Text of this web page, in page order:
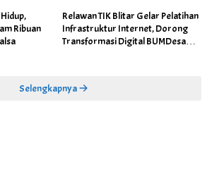
Ribuan
Relawan TIK Blitar Gelar Pelatihan
Infrastruktur Internet, Dorong
Transformasi Digital BUMDesa
Selengkapnya